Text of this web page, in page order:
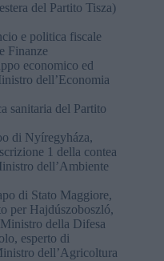
del Partito Tisza)
e politica fiscale
Finanze
economico ed
dell’Economia
sanitaria del Partito
di Nyíregyháza,
1 della contea
dell’Ambiente
di Stato Maggiore,
per Hajdúszoboszló,
della Difesa
esperto di
dell’Agricoltura